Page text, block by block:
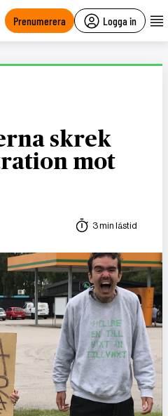
Prenumerera Logga in
skrek
mot
3 min lästid